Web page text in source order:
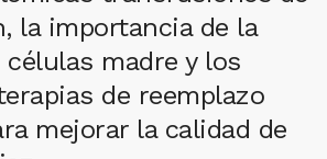
la importancia de la
madre y los
de reemplazo
mejorar la calidad de